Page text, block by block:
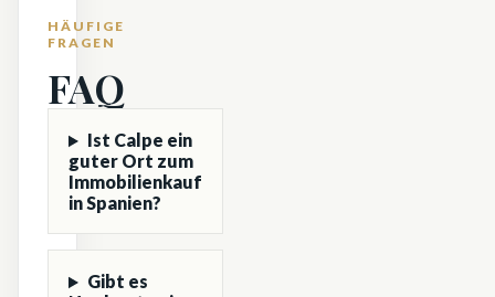
HÄUFIGE
FRAGEN
FAQ
Ist Calpe ein
guter Ort zum
Immobilienkauf
in Spanien?
Gibt es